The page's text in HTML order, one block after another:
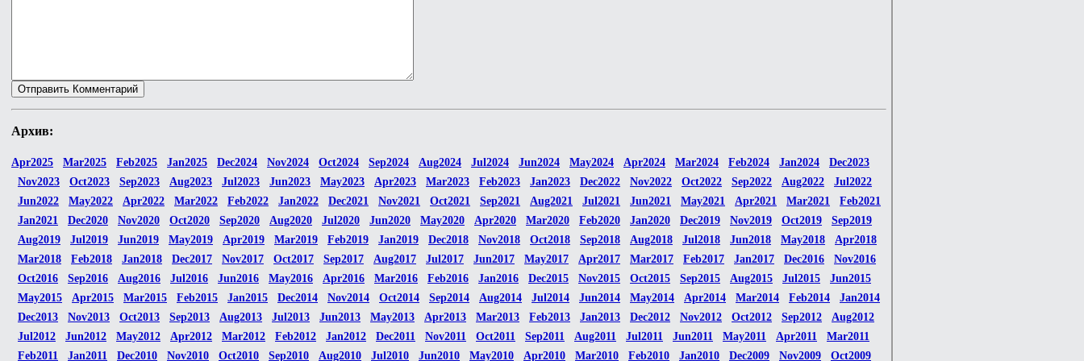
Архив:
Apr2025 Mar2025 Feb2025 Jan2025 Dec2024 Nov2024 Oct2024 Sep2024 Aug2024 Jul2024 Jun2024 May2024 Apr2024 Mar2024 Feb2024 Jan2024
Dec2023
Nov2023
Oct2023 Sep2023 Aug2023 Jul2023 Jun2023 May2023 Apr2023 Mar2023 Feb2023 Jan2023 Dec2022 Nov2022 Oct2022 Sep2022 Aug2022
Jul2022
Jun2022
May2022 Apr2022 Mar2022 Feb2022 Jan2022 Dec2021 Nov2021 Oct2021 Sep2021 Aug2021 Jul2021 Jun2021 May2021 Apr2021 Mar2021
Feb2021
Jan2021
Dec2020 Nov2020 Oct2020 Sep2020 Aug2020 Jul2020 Jun2020 May2020 Apr2020 Mar2020 Feb2020 Jan2020 Dec2019 Nov2019 Oct2019
Sep2019
Aug2019
Jul2019 Jun2019 May2019 Apr2019 Mar2019 Feb2019 Jan2019 Dec2018 Nov2018 Oct2018 Sep2018 Aug2018 Jul2018 Jun2018 May2018
Apr2018
Mar2018
Feb2018 Jan2018 Dec2017 Nov2017 Oct2017 Sep2017 Aug2017 Jul2017 Jun2017 May2017 Apr2017 Mar2017 Feb2017 Jan2017 Dec2016
Nov2016
Oct2016
Sep2016 Aug2016 Jul2016 Jun2016 May2016 Apr2016 Mar2016 Feb2016 Jan2016 Dec2015 Nov2015 Oct2015 Sep2015 Aug2015 Jul2015
Jun2015
May2015
Apr2015 Mar2015 Feb2015 Jan2015 Dec2014 Nov2014 Oct2014 Sep2014 Aug2014 Jul2014 Jun2014 May2014 Apr2014 Mar2014 Feb2014
Jan2014
Dec2013
Nov2013 Oct2013 Sep2013 Aug2013 Jul2013 Jun2013 May2013 Apr2013 Mar2013 Feb2013 Jan2013 Dec2012 Nov2012 Oct2012 Sep2012
Aug2012
Jul2012
Jun2012 May2012 Apr2012 Mar2012 Feb2012 Jan2012 Dec2011 Nov2011 Oct2011 Sep2011 Aug2011 Jul2011 Jun2011 May2011 Apr2011
Mar2011
Feb2011
Jan2011 Dec2010 Nov2010 Oct2010 Sep2010 Aug2010 Jul2010 Jun2010 May2010 Apr2010 Mar2010 Feb2010 Jan2010 Dec2009 Nov2009 Oct2009